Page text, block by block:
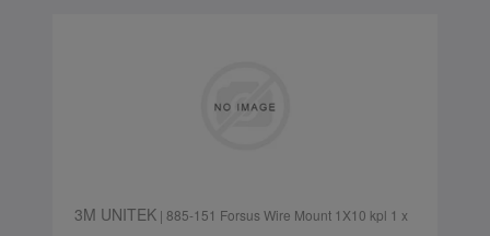
3M UNITEK| 885-151 Forsus Wire Mount 1X10 kpl 1 x